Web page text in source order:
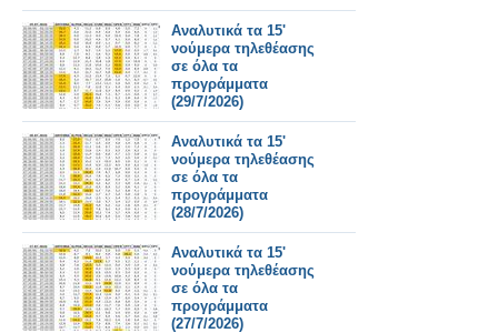
Αναλυτικά τα 15'
νούμερα τηλεθέασης
σε όλα τα
προγράμματα
(29/7/2026)
Αναλυτικά τα 15'
νούμερα τηλεθέασης
σε όλα τα
προγράμματα
(28/7/2026)
Αναλυτικά τα 15'
νούμερα τηλεθέασης
σε όλα τα
προγράμματα
(27/7/2026)